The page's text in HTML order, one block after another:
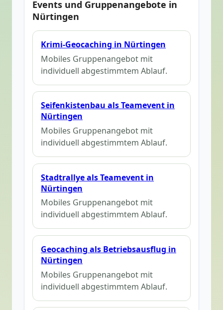
Events und Gruppenangebote in
Nürtingen
Krimi-Geocaching in Nürtingen
Mobiles Gruppenangebot mit
individuell abgestimmtem Ablauf.
Seifenkistenbau als Teamevent in
Nürtingen
Mobiles Gruppenangebot mit
individuell abgestimmtem Ablauf.
Stadtrallye als Teamevent in
Nürtingen
Mobiles Gruppenangebot mit
individuell abgestimmtem Ablauf.
Geocaching als Betriebsausflug in
Nürtingen
Mobiles Gruppenangebot mit
individuell abgestimmtem Ablauf.